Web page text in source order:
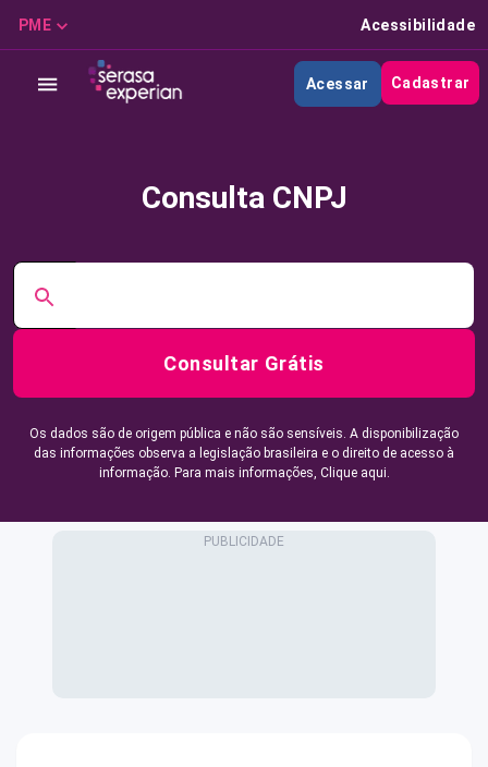
PME Acessibilidade
Acessar Cadastrar
Consulta CNPJ
Consultar Grátis
Os dados são de origem pública e não são sensíveis. A disponibilização
das informações observa a legislação brasileira e o direito de acesso à
informação. Para mais informações, Clique aqui.